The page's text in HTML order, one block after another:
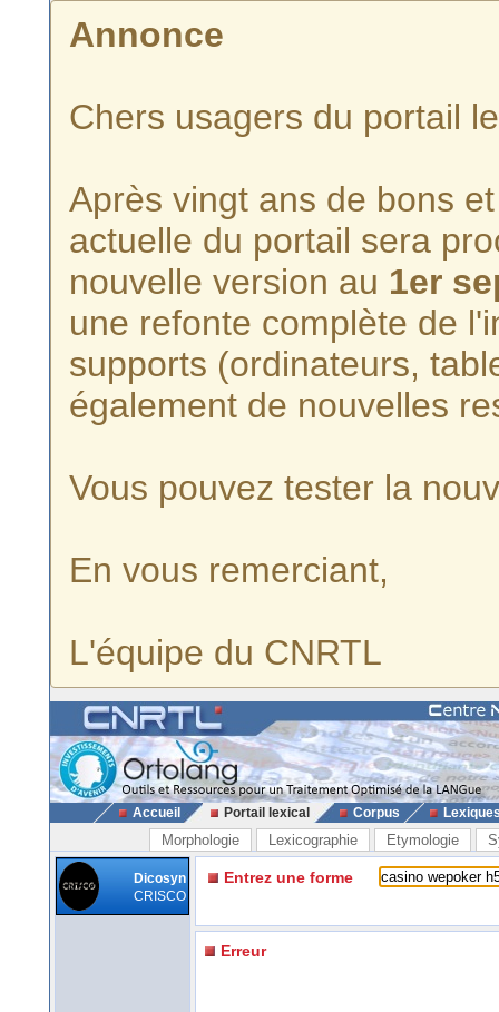
Annonce
Chers usagers du portail
Après vingt ans de bons
actuelle du portail sera
nouvelle version au 1er
une refonte complète de
supports (ordinateurs,
également de nouvelles
Vous pouvez tester la
En vous remerciant,
L'équipe du CNRTL
Accueil Portail lexical Corpus
Morphologie Lexicographie Etymologie
Dicosyn
CRISCO
Entrez une forme
Erreur